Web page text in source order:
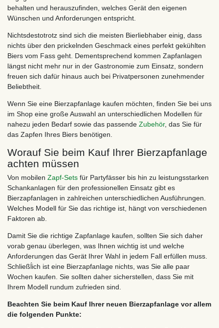
behalten und herauszufinden, welches Gerät den eigenen
Wünschen und Anforderungen entspricht.
Nichtsdestotrotz sind sich die meisten Bierliebhaber einig, dass
nichts über den prickelnden Geschmack eines perfekt gekühlten
Biers vom Fass geht. Dementsprechend kommen Zapfanlagen
längst nicht mehr nur in der Gastronomie zum Einsatz, sondern
freuen sich dafür hinaus auch bei Privatpersonen zunehmender
Beliebtheit.
Wenn Sie eine Bierzapfanlage kaufen möchten, finden Sie bei uns
im Shop eine große Auswahl an unterschiedlichen Modellen für
nahezu jeden Bedarf sowie das passende Zubehör, das Sie für
das Zapfen Ihres Biers benötigen.
Worauf Sie beim Kauf Ihrer Bierzapfanlage
achten müssen
Von mobilen Zapf-Sets für Partyfässer bis hin zu leistungsstarken
Schankanlagen für den professionellen Einsatz gibt es
Bierzapfanlagen in zahlreichen unterschiedlichen Ausführungen.
Welches Modell für Sie das richtige ist, hängt von verschiedenen
Faktoren ab.
Damit Sie die richtige Zapfanlage kaufen, sollten Sie sich daher
vorab genau überlegen, was Ihnen wichtig ist und welche
Anforderungen das Gerät Ihrer Wahl in jedem Fall erfüllen muss.
Schließĺich ist eine Bierzapfanlage nichts, was Sie alle paar
Wochen kaufen. Sie sollten daher sicherstellen, dass Sie mit
Ihrem Modell rundum zufrieden sind.
Beachten Sie beim Kauf Ihrer neuen Bierzapfanlage vor allem
die folgenden Punkte: